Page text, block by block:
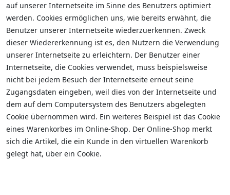
auf unserer Internetseite im Sinne des Benutzers optimiert
werden. Cookies ermöglichen uns, wie bereits erwähnt, die
Benutzer unserer Internetseite wiederzuerkennen. Zweck
dieser Wiedererkennung ist es, den Nutzern die Verwendung
unserer Internetseite zu erleichtern. Der Benutzer einer
Internetseite, die Cookies verwendet, muss beispielsweise
nicht bei jedem Besuch der Internetseite erneut seine
Zugangsdaten eingeben, weil dies von der Internetseite und
dem auf dem Computersystem des Benutzers abgelegten
Cookie übernommen wird. Ein weiteres Beispiel ist das Cookie
eines Warenkorbes im Online-Shop. Der Online-Shop merkt
sich die Artikel, die ein Kunde in den virtuellen Warenkorb
gelegt hat, über ein Cookie.